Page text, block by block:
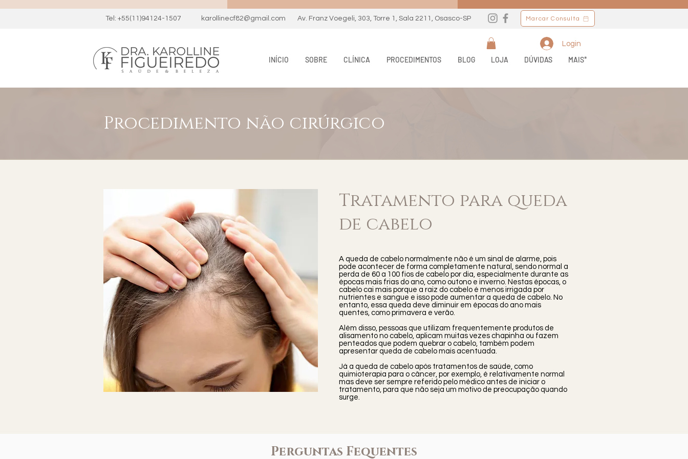
Tel: +55(11)94124-1507 karollinecf82@gmail.com Av. Franz Voegeli, 303, Torre 1, Sala 2211, Osasco-SP Marcar Consulta
INÍCIO SOBRE CLÍNICA PROCEDIMENTOS BLOG LOJA DÚVIDAS MAIS*
Login
Procedimento não cirúrgico
Tratamento para queda
de cabelo
A queda de cabelo normalmente não é um sinal de alarme, pois
pode acontecer de forma completamente natural, sendo normal a
perda de 60 a 100 fios de cabelo por dia, especialmente durante as
épocas mais frias do ano, como outono e inverno. Nestas épocas, o
cabelo cai mais porque a raiz do cabelo é menos irrigada por
nutrientes e sangue e isso pode aumentar a queda de cabelo. No
entanto, essa queda deve diminuir em épocas do ano mais
quentes, como primavera e verão.
Além disso, pessoas que utilizam frequentemente produtos de
alisamento no cabelo, aplicam muitas vezes chapinha ou fazem
penteados que podem quebrar o cabelo, também podem
apresentar queda de cabelo mais acentuada.
Já a queda de cabelo após tratamentos de saúde, como
quimioterapia para o câncer, por exemplo, é relativamente normal
mas deve ser sempre referido pelo médico antes de iniciar o
tratamento, para que não seja um motivo de preocupação quando
surge.
Perguntas Fequentes